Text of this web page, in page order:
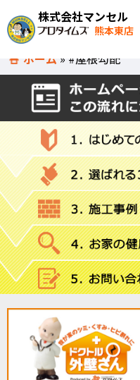
株式会社マンセル
熊本東店
ホーム » #屋根勾配